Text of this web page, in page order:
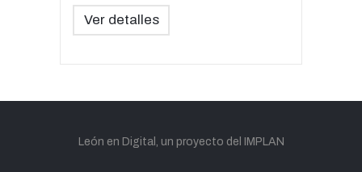
Ver detalles
León en Digital, un proyecto del IMPLAN